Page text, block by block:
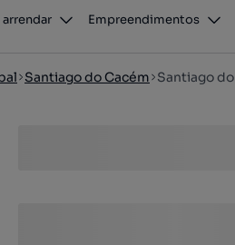
arrendar Empreendimentos
Santiago do Cacém Santiago